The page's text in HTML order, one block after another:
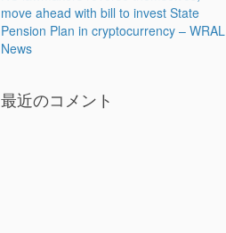
move ahead with bill to invest State
Pension Plan in cryptocurrency – WRAL
News
最近のコメント